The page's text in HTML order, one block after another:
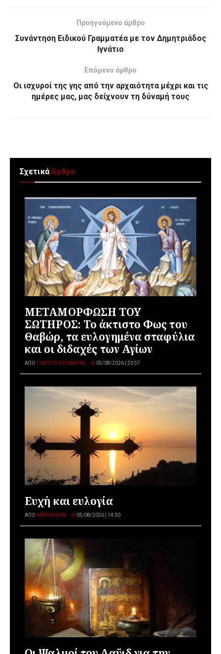
Προηγούμενο άρθρο
Συνάντηση Ειδικού Γραμματέα με τον Δημητριάδος
Ιγνάτιο
Επόμενο άρθρο
Οι ισχυροί της γης από την αρχαιότητα μέχρι και τις
ημέρες μας, μας δείχνουν τη δύναμή τους
ΣχετικάΆρθρα
ΜΕΤΑΜΟΡΦΩΣΗ ΤΟΥ
ΣΩΤΗΡΟΣ: Το άκτιστο Φως του
Θαβώρ, τα ευλογημένα σταφύλια
και οι διδαχές των Αγίων
ΑΠΌ ΓΙΏΡΓΟΣ ΘΕΟΧΆΡΗΣ 05/08/2026 | 20:57
Ευχή και ευλογία
ΑΠΌ NEWSROOM 05/08/2026 | 14:30